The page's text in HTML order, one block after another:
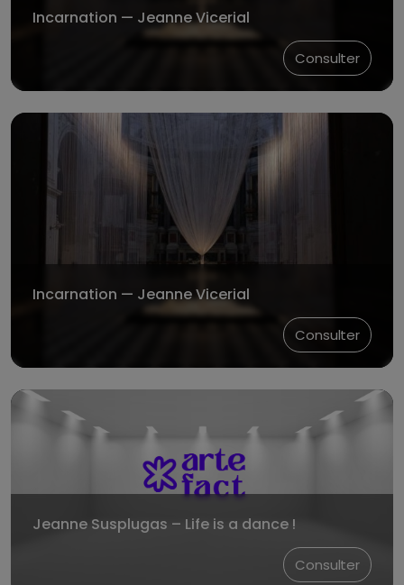
Incarnation — Jeanne Vicerial
Consulter
Incarnation — Jeanne Vicerial
Consulter
Jeanne Susplugas – Life is a dance !
Consulter